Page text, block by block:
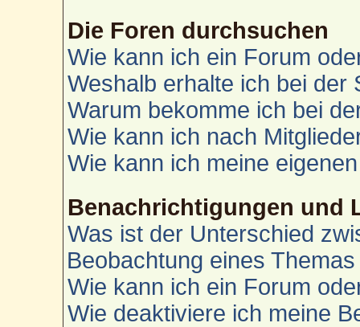
Die Foren durchsuchen
Wie kann ich ein Forum
Weshalb erhalte ich bei der
Warum bekomme ich bei
Wie kann ich nach
Wie kann ich meine
Benachrichtigungen und
Was ist der Unterschied
Beobachtung eines
Wie kann ich ein Forum
Wie deaktiviere ich meine